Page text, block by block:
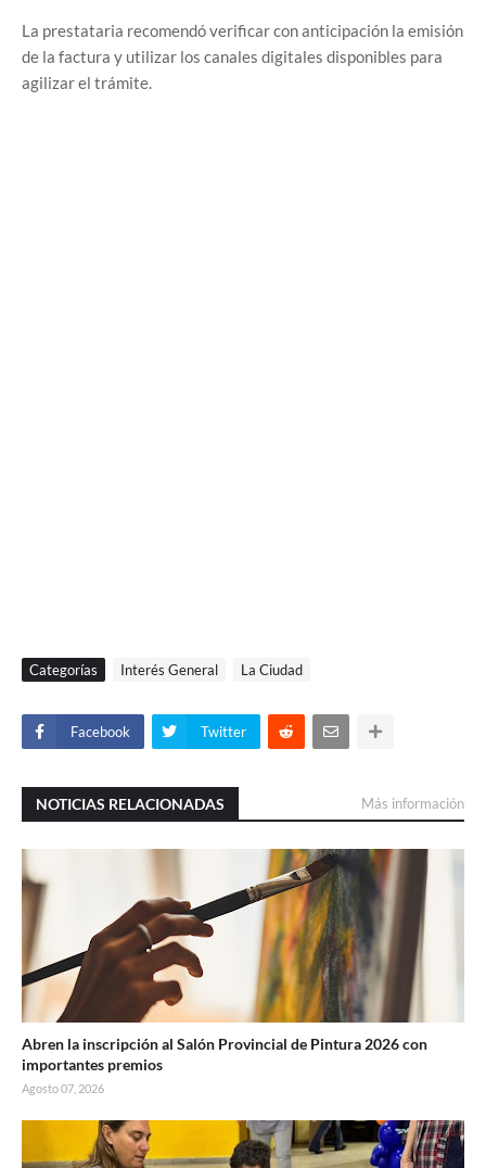
La prestataria recomendó verificar con anticipación la emisión
de la factura y utilizar los canales digitales disponibles para
agilizar el trámite.
Categorías Interés General La Ciudad
Facebook Twitter
NOTICIAS RELACIONADAS Más información
Abren la inscripción al Salón Provincial de Pintura 2026 con
importantes premios
Agosto 07, 2026